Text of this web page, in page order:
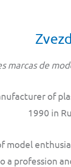
marcas de
of
1990 in
model
profession